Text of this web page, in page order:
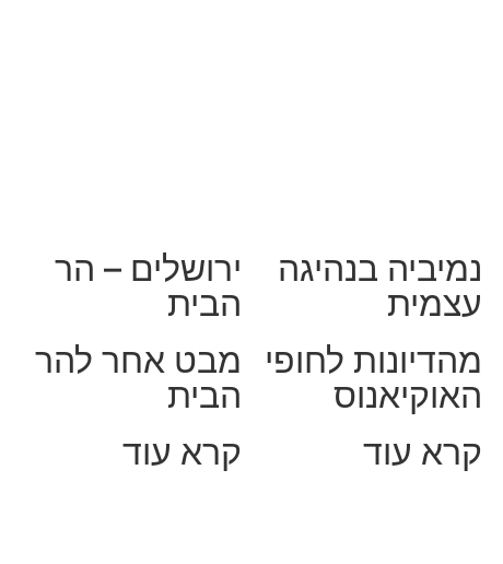
נמיביה בנהיגה
עצמית
מהדיונות לחופי
האוקיאנוס
קרא עוד
ירושלים – הר
הבית
מבט אחר להר
הבית
קרא עוד